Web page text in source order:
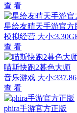
查 看
星绘友晴天手游官方
模拟经营 大小
查 看
喵斯快跑2暮色大师
音乐游戏 大小
查 看
phira手游官方正版